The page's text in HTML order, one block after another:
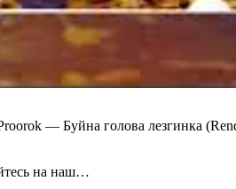
— Буйна голова лезгинка
на наш…